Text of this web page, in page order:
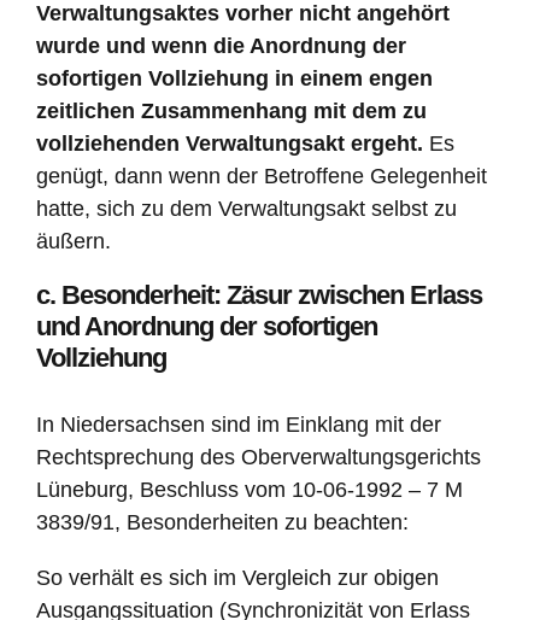
Verwaltungsaktes vorher nicht angehört
wurde und wenn die Anordnung der
sofortigen Vollziehung in einem engen
zeitlichen Zusammenhang mit dem zu
vollziehenden Verwaltungsakt ergeht. Es
genügt, dann wenn der Betroffene Gelegenheit
hatte, sich zu dem Verwaltungsakt selbst zu
äußern.
c. Besonderheit: Zäsur zwischen Erlass
und Anordnung der sofortigen
Vollziehung
In Niedersachsen sind im Einklang mit der
Rechtsprechung des Oberverwaltungsgerichts
Lüneburg, Beschluss vom 10-06-1992 – 7 M
3839/91, Besonderheiten zu beachten:
So verhält es sich im Vergleich zur obigen
Ausgangssituation (Synchronizität von Erlass